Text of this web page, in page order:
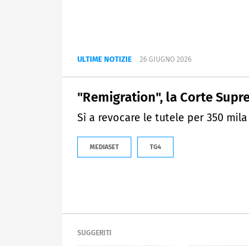
ULTIME NOTIZIE 26 GIUGNO 2026
"Remigration", la Corte
Sì a revocare le tutele per 350
MEDIASET TG4
SUGGERITI